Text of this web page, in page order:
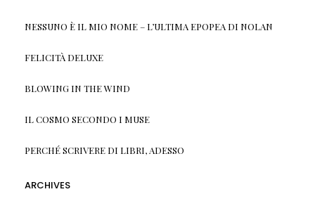
NESSUNO È IL MIO NOME – L’ULTIMA EPOPEA DI NOLAN
FELICITÀ DELUXE
BLOWING IN THE WIND
IL COSMO SECONDO I MUSE
PERCHÉ SCRIVERE DI LIBRI, ADESSO
ARCHIVES